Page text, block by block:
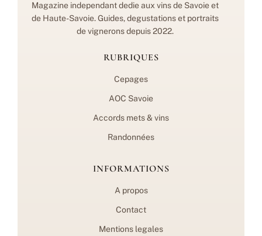
Magazine independant dedie aux vins de Savoie et
de Haute-Savoie. Guides, degustations et portraits
de vignerons depuis 2022.
RUBRIQUES
Cepages
AOC Savoie
Accords mets & vins
Randonnées
INFORMATIONS
A propos
Contact
Mentions legales